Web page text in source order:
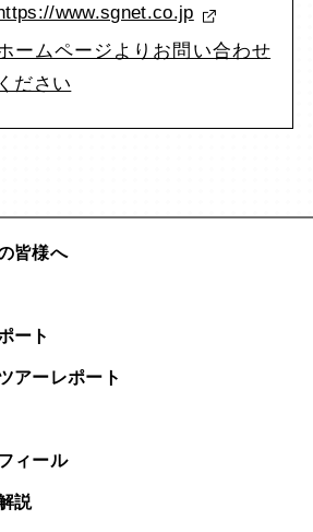
www.sgnet.co.jp
ームページよりお問い合わせ
ください
皆様へ
ート
アーレポート
ィール
説